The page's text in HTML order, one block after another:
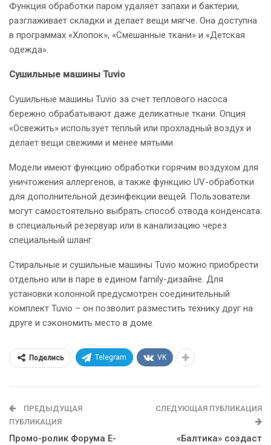
Функция обработки паром удаляет запахи и бактерии,
разглаживает складки и делает вещи мягче. Она доступна
в программах «Хлопок», «Смешанные ткани» и «Детская
одежда».
Сушильные машины Tuvio
Сушильные машины Tuvio за счет теплового насоса
бережно обрабатывают даже деликатные ткани. Опция
«Освежить» использует тёплый или прохладный воздух и
делает вещи свежими и менее мятыми.
Модели имеют функцию обработки горячим воздухом для
уничтожения аллергенов, а также функцию UV-обработки
для дополнительной дезинфекции вещей. Пользователи
могут самостоятельно выбрать способ отвода конденсата:
в специальный резервуар или в канализацию через
специальный шланг.
Стиральные и сушильные машины Tuvio можно приобрести
отдельно или в паре в едином family-дизайне. Для
установки колонной предусмотрен соединительный
комплект Tuvio – он позволит разместить технику друг на
друге и сэкономить место в доме.
Поделись Telegram VK
ПРЕДЫДУЩАЯ
ПУБЛИКАЦИЯ
Промо-ролик Форума E-
СЛЕДУЮЩАЯ ПУБЛИКАЦИЯ
«Балтика» создаст